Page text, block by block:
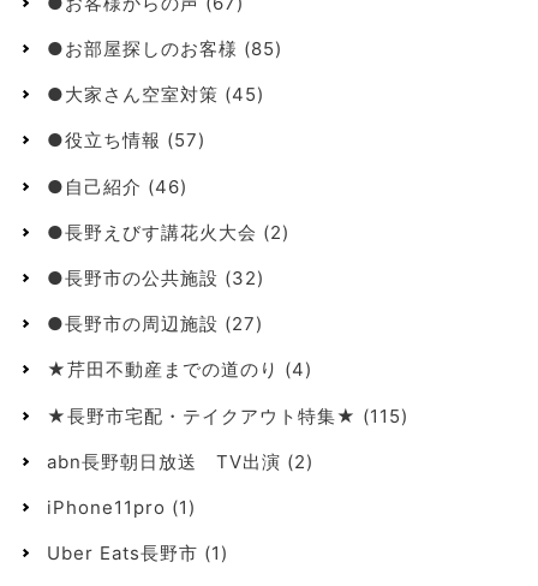
●お部屋探しのお客様 (85)
●大家さん空室対策 (45)
●役立ち情報 (57)
●自己紹介 (46)
●長野えびす講花火大会 (2)
●長野市の公共施設 (32)
●長野市の周辺施設 (27)
★芹田不動産までの道のり (4)
★長野市宅配・テイクアウト特集★ (115)
abn長野朝日放送 TV出演 (2)
iPhone11pro (1)
Uber Eats長野市 (1)